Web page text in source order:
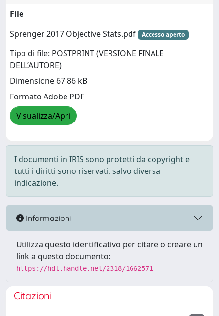
File
Sprenger 2017 Objective Stats.pdf
Accesso aperto
Tipo di file: POSTPRINT (VERSIONE FINALE
DELL’AUTORE)
Dimensione 67.86 kB
Formato Adobe PDF
Visualizza/Apri
I documenti in IRIS sono protetti da copyright e
tutti i diritti sono riservati, salvo diversa
indicazione.
Informazioni
Utilizza questo identificativo per citare o creare un
link a questo documento:
https://hdl.handle.net/2318/1662571
Citazioni